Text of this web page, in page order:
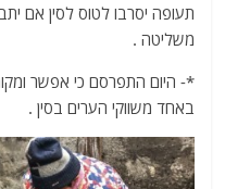
תעופה יסרבו לטוס לסין אם
משליטה .
*- היום התפרסם כי אפשר
באחד משווקי הערים בסין .